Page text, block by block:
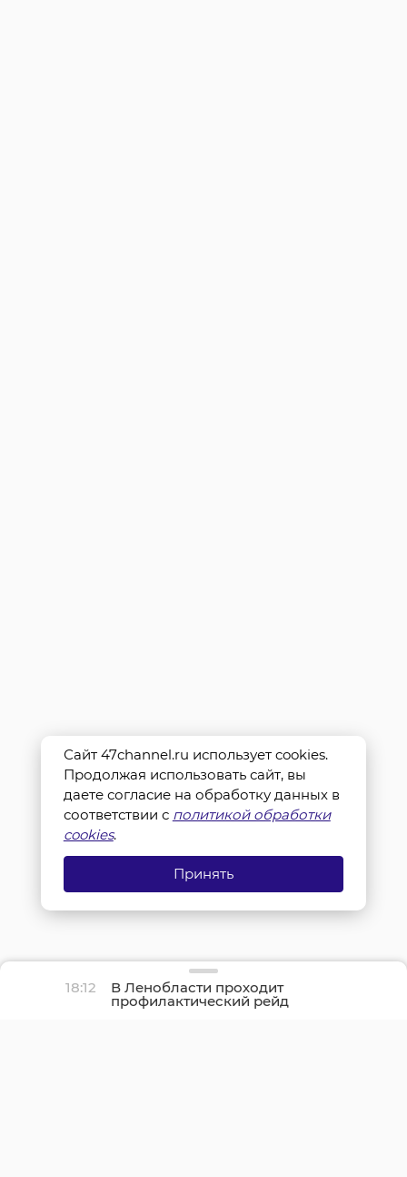
18:12 В Ленобласти проходит
профилактический рейд
«Нетрезвый водитель»
Сайт 47channel.ru использует cookies.
Продолжая использовать сайт, вы
даете согласие на обработку данных в
соответствии с политикой обработки
cookies.
Принять